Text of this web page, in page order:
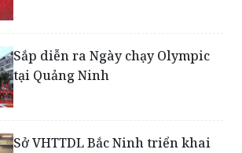
Sắp diễn ra Ngày chạy Olympic
tại Quảng Ninh
Sở VHTTDL Bắc Ninh triển khai